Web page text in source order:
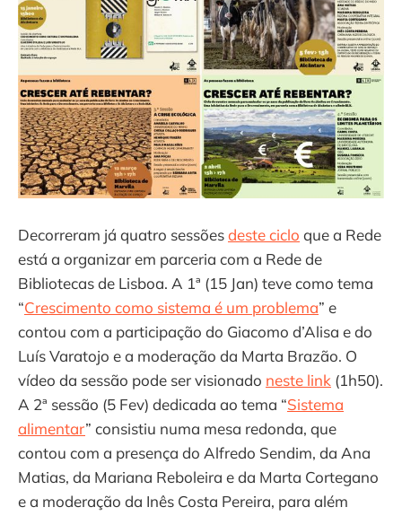
Decorreram já quatro sessõesdeste ciclo que a Rede
está a organizar em parceria com a Rede de
Bibliotecas de Lisboa. A 1ª (15 Jan) teve como tema
“Crescimento como sistema é um problema” e
contou com a participação do Giacomo d’Alisa e do
Luís Varatojo e a moderação da Marta Brazão. O
vídeo da sessão pode ser visionado neste link (1h50).
A 2ª sessão (5 Fev) dedicada ao tema “Sistema
alimentar” consistiu numa mesa redonda, que
contou com a presença do Alfredo Sendim, da Ana
Matias, da Mariana Reboleira e da Marta Cortegano
e a moderação da Inês Costa Pereira, para além